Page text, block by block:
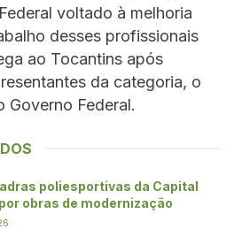
voltado à melhoria
desses profissionais
ao Tocantins após
da categoria, o
Governo Federal.
poliesportivas da Capital
obras de modernização